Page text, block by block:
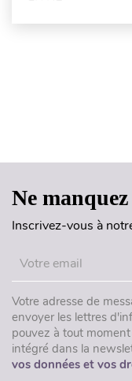
Ne
Inscrivez-vous à
Votre adresse de
envoyer les lettres
pouvez à tout
intégré dans la
vos données et vos